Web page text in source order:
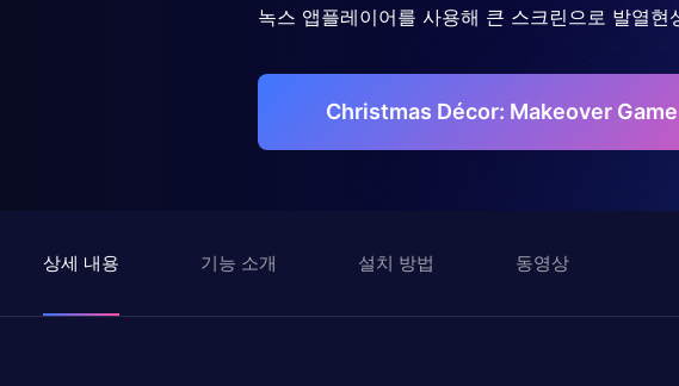
녹스 앱플레이어를 사용해 큰 스크린으로 발열
Christmas Décor: Makeover Game
상세 내용 기능 소개 설치 방법 동영상